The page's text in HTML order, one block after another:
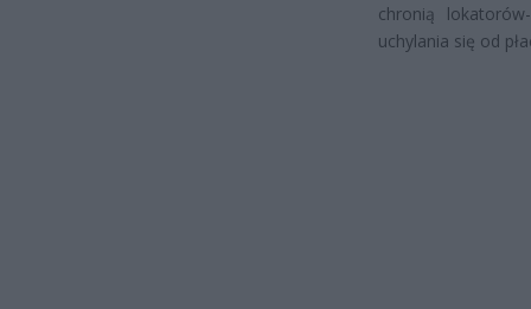
chronią
uchylania się od